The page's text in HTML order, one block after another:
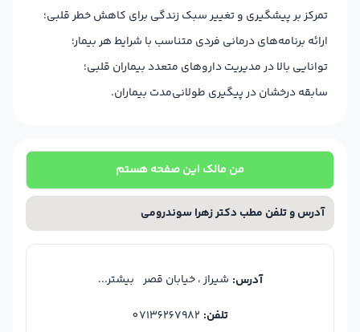
تمرکز بر پیشگیری و تغییر سبک زندگی برای کاهش خطر قلبی؛
ارائه برنامه‌های درمانی فردی متناسب با شرایط هر بیمار؛
توانایی بالا در مدیریت داروهای متعدد بیماران قلبی؛
سابقه درخشان در پیگیری طولانی‌مدت بیماران.
من مالک این صفحه هستم
آدرس و تلفن مطب دکتر زهرا سوندرومی
آدرس: شیراز ، خیابان قصر بیشتر...
تلفن: 07136267982